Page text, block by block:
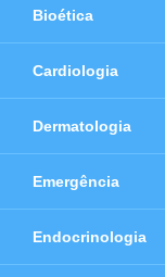
Bioética
Cardiologia
Dermatologia
Emergência
Endocrinologia